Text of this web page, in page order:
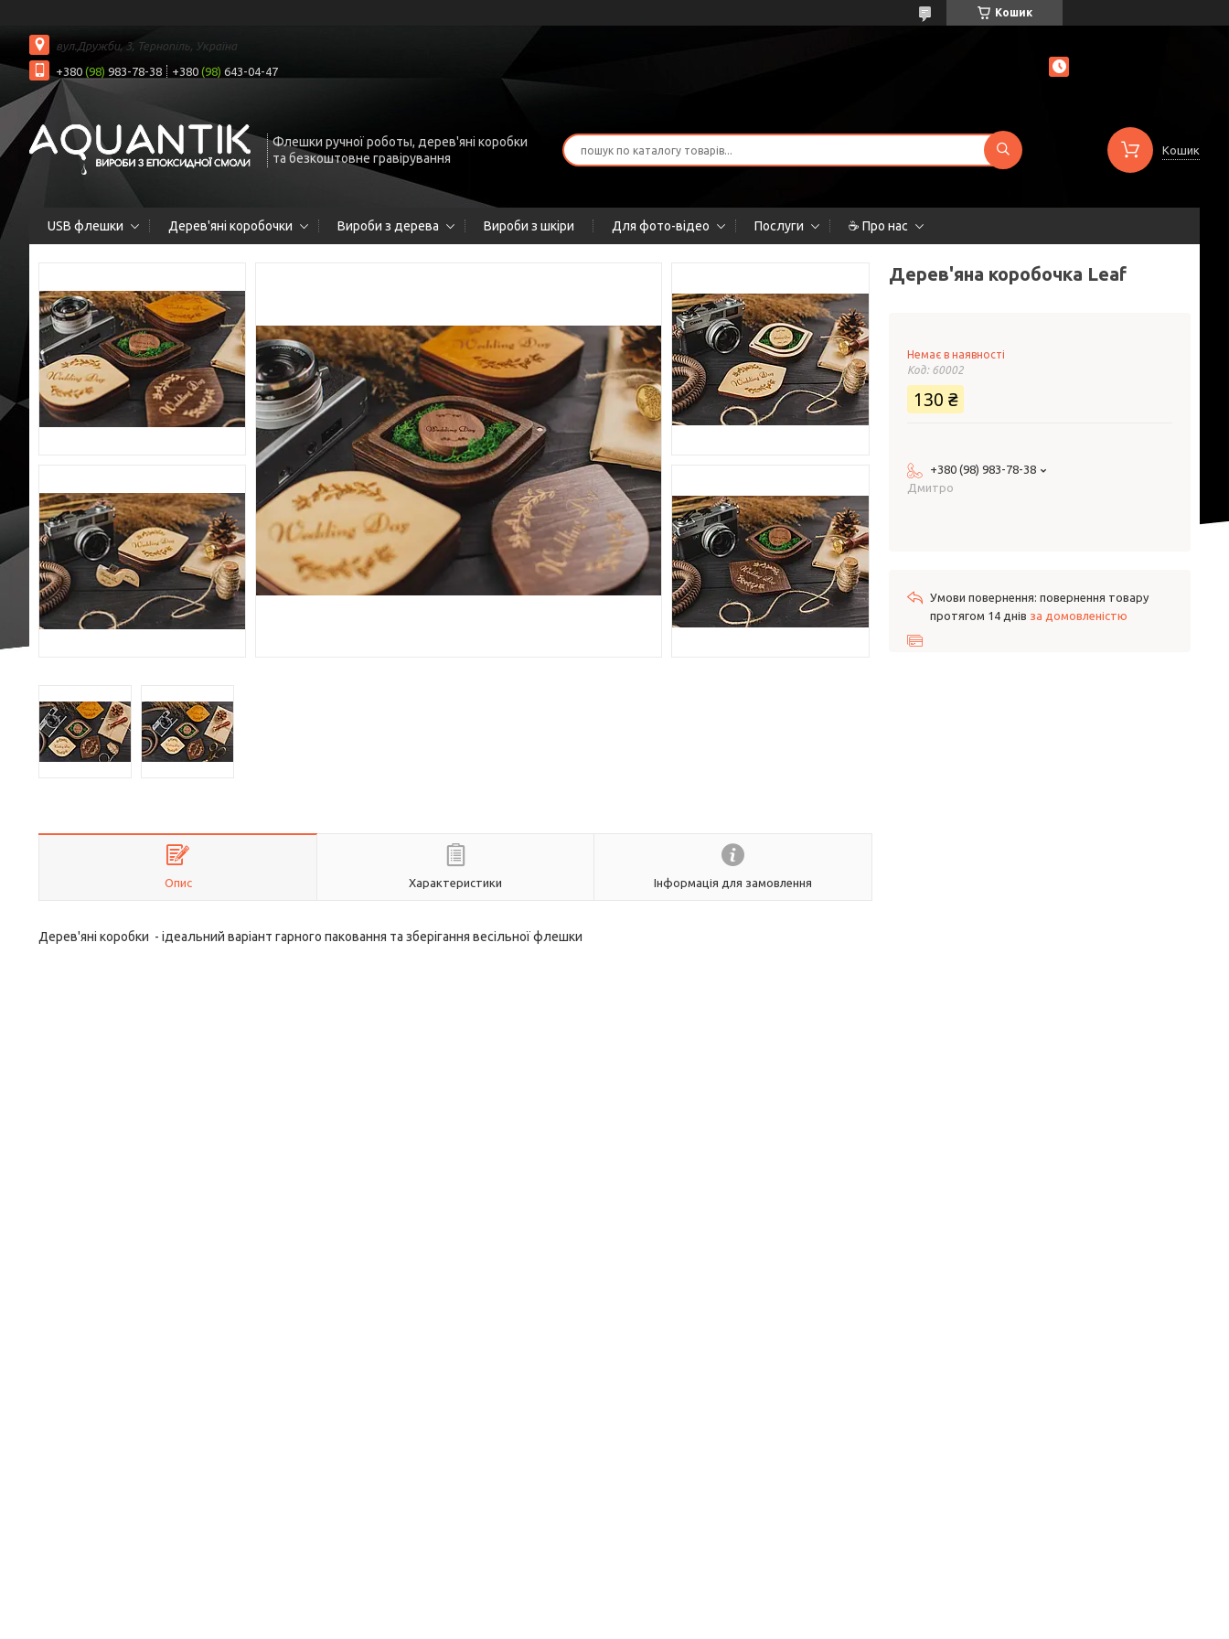
Кошик
вул.Дружби, 3, Тернопіль, Україна
+380 (98) 983-78-38 +380 (98) 643-04-47
Флешки ручної роботы, дерев'яні коробки
та безкоштовне гравірування
Кошик
USB флешки Дерев'яні коробочки Вироби з дерева Вироби з шкіри Для фото-відео Послуги ☕ Про нас
Опис Характеристики Інформація для замовлення
Дерев'яні коробки - ідеальний варіант гарного паковання та зберігання весільної флешки
Дерев'яна коробочка Leaf
Немає в наявності
Код: 60002
130 ₴
+380 (98) 983-78-38
Дмитро
повернення товару
протягом 14 днів за домовленістю